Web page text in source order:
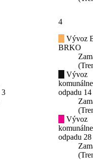
3
4
Vývoz
BRKO
Vývoz
odpadu
Vývoz
odpadu